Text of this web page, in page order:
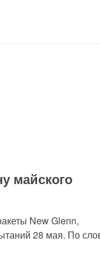
майского
New Glenn,
28 мая. По